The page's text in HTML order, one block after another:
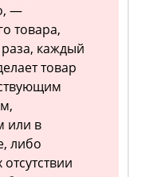
—
товара,
каждый
товар
или в
либо